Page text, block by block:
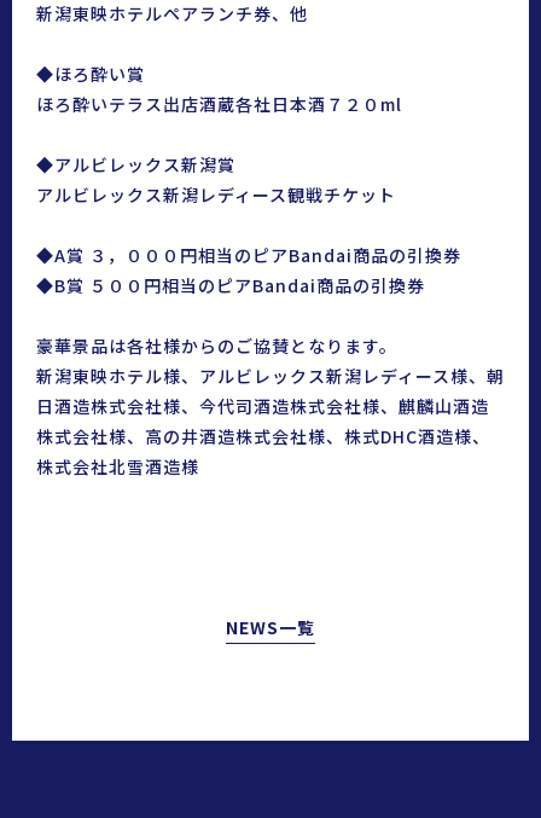
新潟東映ホテルペアランチ券、他
◆ほろ酔い賞
ほろ酔いテラス出店酒蔵各社日本酒７２０ml
◆アルビレックス新潟賞
アルビレックス新潟レディース観戦チケット
◆A賞 ３，０００円相当のピアBandai商品の引換券
◆B賞 ５００円相当のピアBandai商品の引換券
豪華景品は各社様からのご協賛となります。
新潟東映ホテル様、アルビレックス新潟レディース様、朝
日酒造株式会社様、今代司酒造株式会社様、麒麟山酒造
株式会社様、高の井酒造株式会社様、株式DHC酒造様、
株式会社北雪酒造様
NEWS一覧